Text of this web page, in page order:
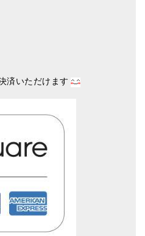
済いただけます